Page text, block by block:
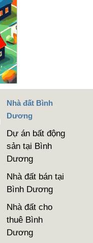
Nhà đất Bình
Dương
Dự án bất động
sản tại Bình
Dương
Nhà đất bán tại
Bình Dương
Nhà đất cho
thuê Bình
Dương